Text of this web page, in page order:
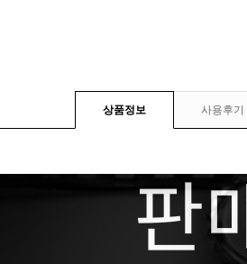
상품정보 사용후기